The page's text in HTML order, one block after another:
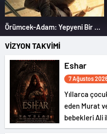
Örümcek-Adam: Yepyeni Bir Gün
VİZYON TAKVİMİ
Eshar
7 Ağustos
Yıllarca
eden Murat
bebekleri Ali
bağlanır.